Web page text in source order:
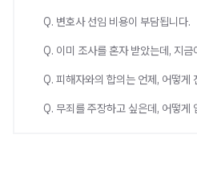
Q. 변호사 선임 비용이 부담됩니다.
Q. 이미 조사를 혼자 받았는데, 지
Q. 피해자와의 합의는 언제, 어떻게
Q. 무죄를 주장하고 싶은데, 어떻게